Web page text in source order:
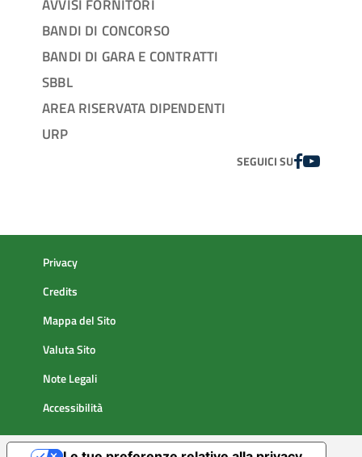
AVVISI FORNITORI
BANDI DI CONCORSO
BANDI DI GARA E CONTRATTI
SBBL
AREA RISERVATA DIPENDENTI
URP
SEGUICI SUFACEBOOK
YOUTUBE
Privacy
Credits
Mappa del Sito
Valuta Sito
Note Legali
Accessibilità